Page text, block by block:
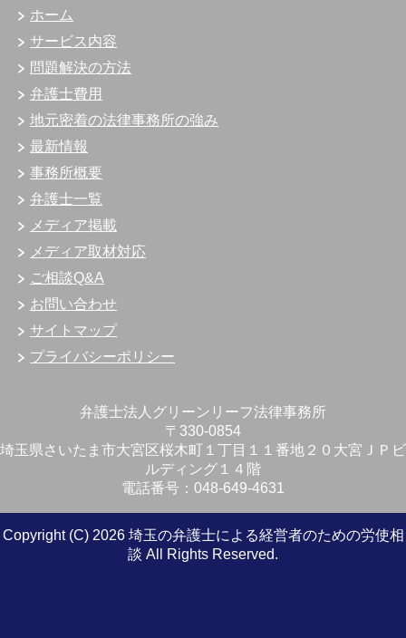
ホーム
サービス内容
問題解決の方法
弁護士費用
地元密着の法律事務所の強み
最新情報
事務所概要
弁護士一覧
メディア掲載
メディア取材対応
ご相談Q&A
お問い合わせ
サイトマップ
プライバシーポリシー
弁護士法人グリーンリーフ法律事務所
〒330-0854
埼玉県さいたま市大宮区桜木町１丁目１１番地２０大宮ＪＰビ
ルディング１４階
電話番号：048-649-4631
Copyright (C) 2026 埼玉の弁護士による経営者のための労使相
談 All Rights Reserved.